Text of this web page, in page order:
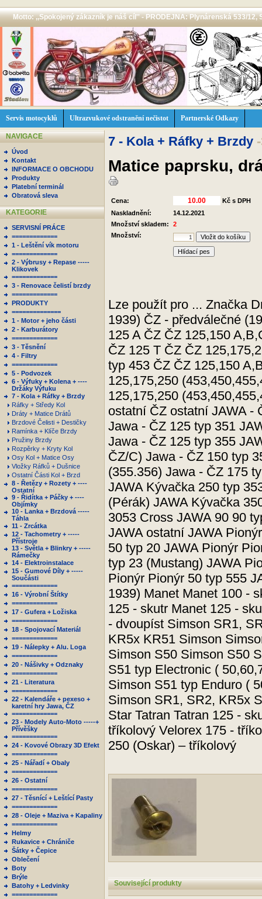
Motto: ,,Spokojený zákazník je náš cíl'' - PRODEJNA: Plynárenská 533/12,
Servis motocyklů Ultrazvukové odstranění nečistot Partnerské Odkazy
NAVIGACE
Úvod
Kontakt
INFORMACE O OBCHODU
Produkty
Platební terminál
Obratová sleva
KATEGORIE
SERVISNÍ PRÁCE
=============
1 - Leštění vík motoru
=============
2 - Výbrusy + Repase -----
Klikovek
=============
3 - Renovace čelistí brzdy
=============
PRODUKTY
==============
1 - Motor + jeho části
2 - Karburátory
=============
3 - Těsnění
4 - Filtry
=============
5 - Podvozek
6 - Výfuky + Kolena + ----
Držáky Výfuku
7 - Kola + Ráfky + Brzdy
Ráfky + Středy Kol
Dráty + Matice Drátů
Brzdové Čelisti + Destičky
Ramínka + Klíče Brzdy
Pružiny Brzdy
Rozpěrky + Kryty Kol
Osy Kol + Matice Osy
Vložky Ráfků + Dušnice
Ostatní Části Kol + Brzd
8 - Řetězy + Rozety + ----
Ostatní
9 - Řidítka + Páčky + ----
Objímky
10 - Lanka + Brzdová -----
Táhla
11 - Zrcátka
12 - Tachometry + -----
Přístroje
13 - Světla + Blinkry + -----
Rámečky
14 - Elektroinstalace
15 - Gumové Díly + -----
Součásti
=============
16 - Výrobní Štítky
=============
17 - Gufera + Ložiska
=============
18 - Spojovací Materiál
=============
19 - Nálepky + Alu. Loga
=============
20 - Nášivky + Odznaky
=============
21 - Literatura
=============
22 - Kalendáře + pexeso +
karetní hry Jawa, ČZ
=============
23 - Modely Auto-Moto -----+
Přívěšky
=============
24 - Kovové Obrazy 3D Efekt
=============
25 - Nářadí + Obaly
=============
26 - Ostatní
=============
27 - Těsnící + Leštící Pasty
=============
28 - Oleje + Maziva + Kapaliny
=============
Helmy
Rukavice + Chrániče
Šátky + Čepice
Oblečení
Boty
Brýle
Batohy + Ledvinky
=============
7 - Kola + Ráfky + Brzdy
Matice paprsku,
Cena:
Kč s DPH
Naskladnění:
14.12.2021
Množství skladem:
2
Množství:
Hlídací pes
Lze použít pro ... Značka
1939) ČZ - předválečné
125 A ČZ ČZ 125,150
ČZ 125 T ČZ ČZ
typ 453 ČZ ČZ 125,150
125,175,250
125,175,250
ostatní ČZ ostatní JAWA -
Jawa - ČZ 125 typ 351
Jawa - ČZ 125 typ 355
ČZ/C) Jawa - ČZ 150 typ
(355.356) Jawa - ČZ 175
JAWA Kývačka 250 typ
(Pérák) JAWA Kývačka
3053 Cross JAWA 90 90
JAWA ostatní JAWA
50 typ 20 JAWA Pionýr
typ 23 (Mustang) JAWA
Pionýr Pionýr 50 typ 555
1939) Manet Manet 100 -
125 - skutr Manet 125 -
- dvoupíst Simson SR1,
KR5x KR51 Simson
Simson S50 Simson S50
S51 typ Electronic (
Simson S51 typ Enduro (
Simson SR1, SR2, KR5x
Star Tatran Tatran 125 -
tříkolový Velorex 175 -
250 (Oskar) – tříkolový
Související produkty